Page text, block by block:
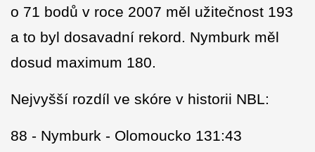
o 71 bodů v roce 2007 měl užitečnost 193
a to byl dosavadní rekord. Nymburk měl
dosud maximum 180.
Nejvyšší rozdíl ve skóre v historii NBL:
88 - Nymburk - Olomoucko 131:43